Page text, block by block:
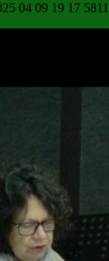
04 09 19 17 5811